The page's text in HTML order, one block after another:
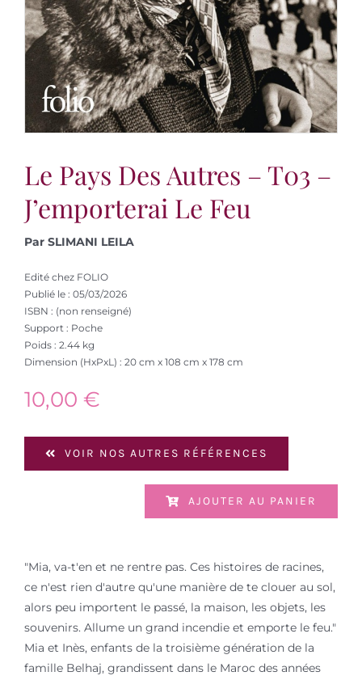
Le Pays Des Autres – T03 –
J’emporterai Le Feu
Par SLIMANI LEILA
Edité chez FOLIO
Publié le : 05/03/2026
ISBN : (non renseigné)
Support : Poche
Poids : 2.44 kg
Dimension (HxPxL) : 20 cm x 108 cm x 178 cm
10,00 €
VOIR NOS AUTRES RÉFÉRENCES
AJOUTER AU PANIER
"Mia, va-t'en et ne rentre pas. Ces histoires de racines,
ce n'est rien d'autre qu'une manière de te clouer au sol,
alors peu importent le passé, la maison, les objets, les
souvenirs. Allume un grand incendie et emporte le feu."
Mia et Inès, enfants de la troisième génération de la
famille Belhaj, grandissent dans le Maroc des années